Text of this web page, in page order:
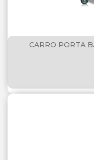
CARRO PORTA